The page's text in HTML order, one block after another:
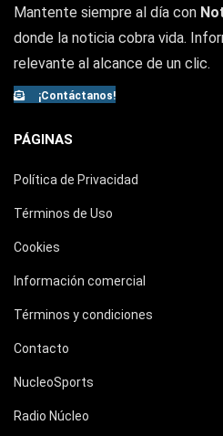
Mantente siempre al día con
donde la noticia cobra vida.
relevante al alcance de un clic.
¡Contáctanos!
PÁGINAS
Política de Privacidad
Términos de Uso
Cookies
Información comercial
Términos y condiciones
Contacto
NucleoSports
Radio Núcleo